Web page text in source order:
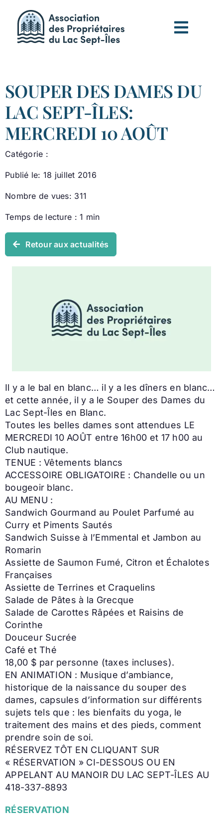
contenu
SOUPER DES DAMES DU
LAC SEPT-ÎLES:
MERCREDI 10 AOÛT
Catégorie :
Publié le: 18 juillet 2016
Nombre de vues: 311
Temps de lecture : 1 min
Retour aux actualités
Il y a le bal en blanc… il y a les dîners en blanc…
et cette année, il y a le Souper des Dames du
Lac Sept-Îles en Blanc.
Toutes les belles dames sont attendues LE
MERCREDI 10 AOÛT entre 16h00 et 17 h00 au
Club nautique.
TENUE : Vêtements blancs
ACCESSOIRE OBLIGATOIRE : Chandelle ou un
bougeoir blanc.
AU MENU :
Sandwich Gourmand au Poulet Parfumé au
Curry et Piments Sautés
Sandwich Suisse à l’Emmental et Jambon au
Romarin
Assiette de Saumon Fumé, Citron et Échalotes
Françaises
Assiette de Terrines et Craquelins
Salade de Pâtes à la Grecque
Salade de Carottes Râpées et Raisins de
Corinthe
Douceur Sucrée
Café et Thé
18,00 $ par personne (taxes incluses).
EN ANIMATION : Musique d’ambiance,
historique de la naissance du souper des
dames, capsules d’information sur différents
sujets tels que : les bienfaits du yoga, le
traitement des mains et des pieds, comment
prendre soin de soi.
RÉSERVEZ TÔT EN CLIQUANT SUR
« RÉSERVATION » CI-DESSOUS OU EN
APPELANT AU MANOIR DU LAC SEPT-ÎLES AU
418-337-8893
RÉSERVATION